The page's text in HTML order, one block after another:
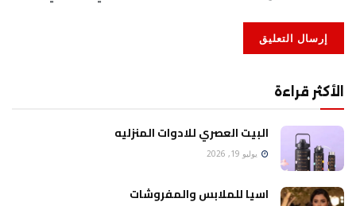
الأكثر قراءة
البيت العصري للادوات المنزليه
يوليو 19, 2026
اسيا للملابس والمفروشات